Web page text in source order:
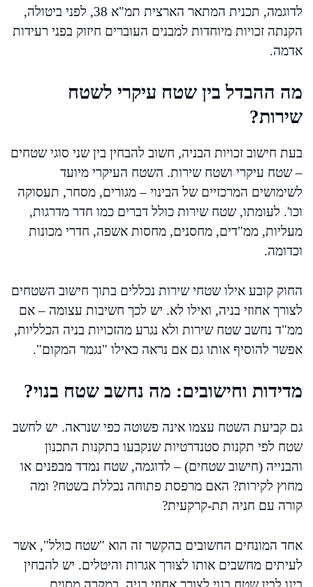
לדוגמה, תכנית המתאר הארצית תמ"א 38, לפני ביטולה,
הקנתה זכויות מיוחדות למבנים העוברים חיזוק בפני רעידות
אדמה.
מה ההבדל בין שטח עיקרי לשטח
שירות?
בעת חישוב זכויות הבניה, חשוב להבחין בין שני סוגי שטחים
– שטח עיקרי ושטח שירות. השטח העיקרי מיועד
לשימושים המרכזיים של הבינוי – מגורים, מסחר, תעסוקה
וכו'. לעומתו, שטח שירות כולל דברים כמו חדר מדרגות,
מעליות, ממ"דים, מחסנים, מחסות אשפה, חדרי מכונות
וכדומה.
החוק קובע אילו שטחי שירות נכללים בתוך חישוב השטחים
לצורך אחוזי בניה, ואילו לא. יש לכך חשיבות עצומה – אם
ממ"ד נחשב שטח שירות ולא נגרע מהזכויות בניה הכלליות,
אפשר להוסיף אותו גם אם נראה כאילו "נגמר המקום".
מדידות וחישובים: מה נחשב שטח בנוי?
גם קביעת השטח עצמו אינה פשוטה כפי שנראה. יש לחשב
שטח לפי תקנות סטנדרטיות שנקבעו בתקנות התכנון
והבנייה (חישוב שטחים) – לדוגמה, שטח נמדד מבפנים או
מחוץ לקירות? האם מרפסת פתוחה נכללת בשטח? ומה
קורה עם חניה תת-קרקעית?
אחד המונחים החשובים בהקשר זה הוא "שטח כולל", אשר
לעיתים מחשבים אותו לצורך אגרות והיטלים. יש להבחין